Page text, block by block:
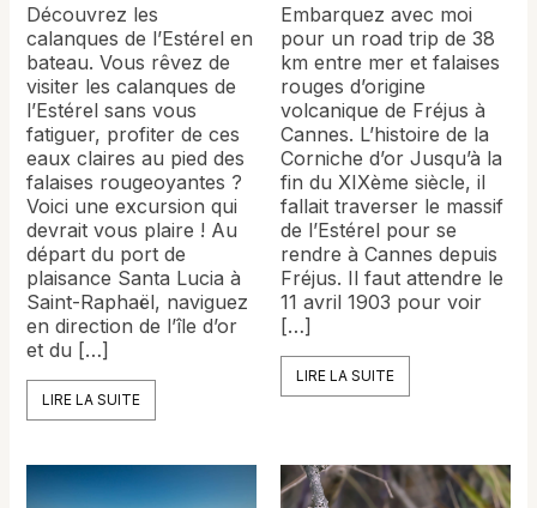
Découvrez les
calanques de l’Estérel en
bateau. Vous rêvez de
visiter les calanques de
l’Estérel sans vous
fatiguer, profiter de ces
eaux claires au pied des
falaises rougeoyantes ?
Voici une excursion qui
devrait vous plaire ! Au
départ du port de
plaisance Santa Lucia à
Saint-Raphaël, naviguez
en direction de l’île d’or
et du […]
LIRE LA SUITE
Embarquez avec moi
pour un road trip de 38
km entre mer et falaises
rouges d’origine
volcanique de Fréjus à
Cannes. L’histoire de la
Corniche d’or Jusqu’à la
fin du XIXème siècle, il
fallait traverser le massif
de l’Estérel pour se
rendre à Cannes depuis
Fréjus. Il faut attendre le
11 avril 1903 pour voir
[…]
LIRE LA SUITE